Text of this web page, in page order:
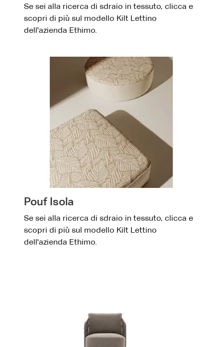
Se sei alla ricerca di sdraio in tessuto, clicca e
scopri di più sul modello Kilt Lettino
dell'azienda Ethimo.
Pouf Isola
Se sei alla ricerca di sdraio in tessuto, clicca e
scopri di più sul modello Kilt Lettino
dell'azienda Ethimo.